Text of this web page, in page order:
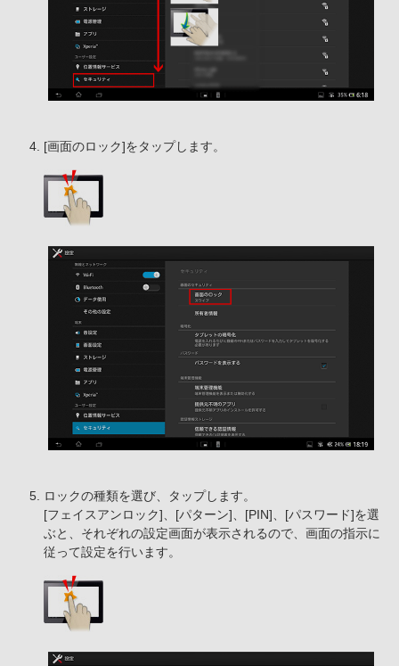
[画面のロック]をタップします。
ロックの種類を選び、タップします。
[フェイスアンロック]、[パターン]、[PIN]、[パスワード]を選
ぶと、それぞれの設定画面が表示されるので、画面の指示に
従って設定を行います。